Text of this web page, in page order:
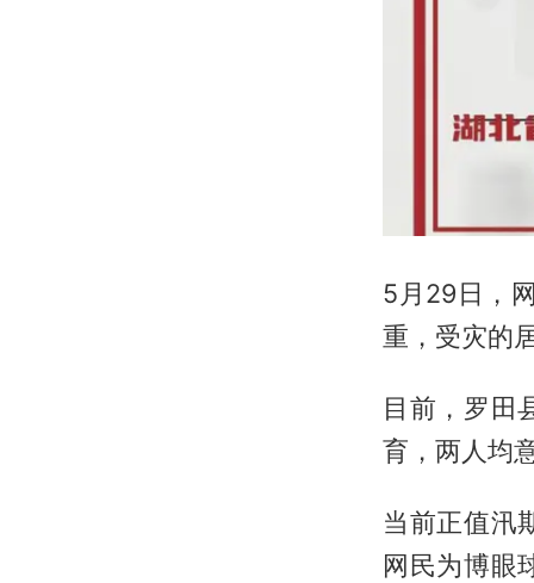
5月29日，
重，受灾的
目前，罗田
育，两人均
当前正值汛
网民为博眼